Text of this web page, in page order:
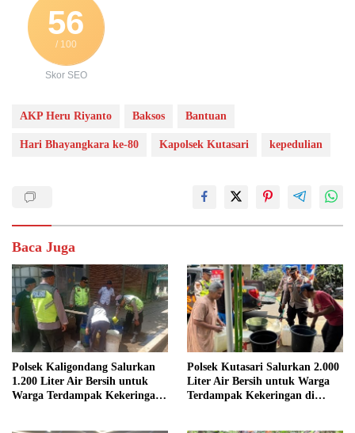
56
/ 100
Skor SEO
AKP Heru Riyanto Baksos Bantuan
Hari Bhayangkara ke-80 Kapolsek Kutasari kepedulian
Baca Juga
Polsek Kaligondang Salurkan
1.200 Liter Air Bersih untuk
Warga Terdampak Kekeringan
Polsek Kutasari Salurkan 2.000
Liter Air Bersih untuk Warga
Terdampak Kekeringan di